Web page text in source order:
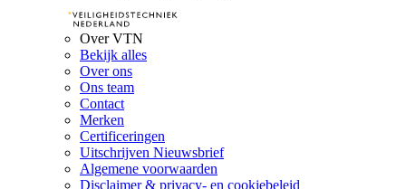
Over VTN
Bekijk alles
Over ons
Ons team
Contact
Merken
Certificeringen
Uitschrijven Nieuwsbrief
Algemene voorwaarden
Disclaimer & privacy- en cookiebeleid